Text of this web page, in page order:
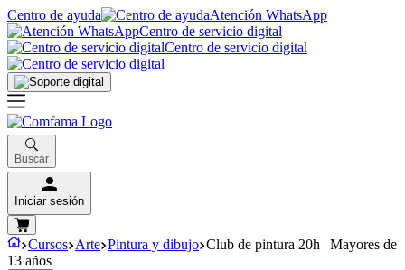
Centro de ayuda
Atención WhatsApp
Centro de servicio digital
Centro de servicio digital
Buscar
Iniciar sesión
Cursos Arte Pintura y dibujo Club de pintura 20h | Mayores de
13 años